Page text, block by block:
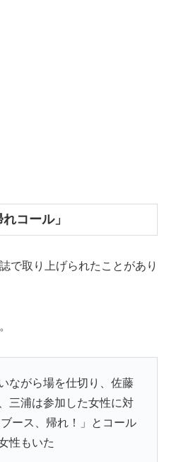
コール」
で取り上げられたことがあり
ながら場を仕切り、佐藤
三浦は参加した女性に対
ース、帰れ！」とコール
性もいた